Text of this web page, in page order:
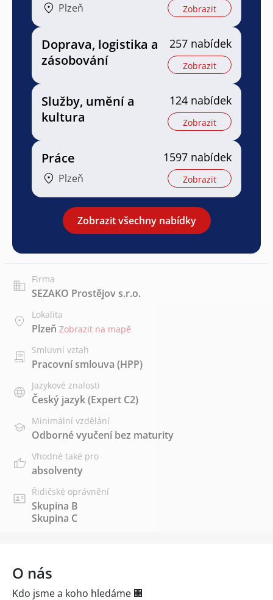
Plzeň Zobrazit
Doprava, logistika a
zásobování
257 nabídek
Zobrazit
Služby, umění a
kultura
124 nabídek
Zobrazit
Práce
Plzeň
1597 nabídek
Zobrazit
Zobrazit všechny nabídky
Firma
SEZAKO Prostějov s.r.o.
Lokalita
Plzeň Zobrazit na mapě
Smluvní vztah
Pracovní smlouva (HPP)
Jazykové znalosti
Český jazyk(Expert C2)
Minimální vzdělání
Odborné vyučení bez maturity
Vhodné také pro
absolventy
Řidičské oprávnění
Skupina B
Skupina C
O nás
Kdo jsme a koho hledáme 🏢